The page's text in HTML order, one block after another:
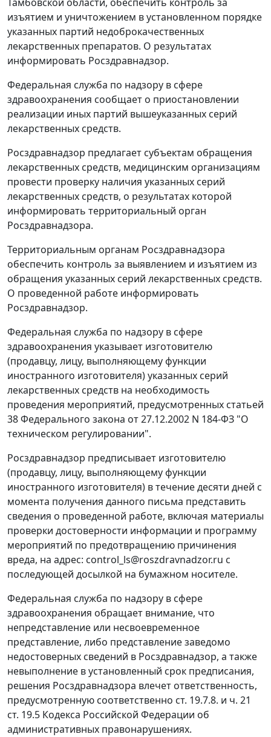
изъятием и уничтожением в установленном порядке
указанных партий недоброкачественных
лекарственных препаратов. О результатах
информировать Росздравнадзор.
Федеральная служба по надзору в сфере
здравоохранения сообщает о приостановлении
реализации иных партий вышеуказанных серий
лекарственных средств.
Росздравнадзор предлагает субъектам обращения
лекарственных средств, медицинским организациям
провести проверку наличия указанных серий
лекарственных средств, о результатах которой
информировать территориальный орган
Росздравнадзора.
Территориальным органам Росздравнадзора
обеспечить контроль за выявлением и изъятием из
обращения указанных серий лекарственных средств.
О проведенной работе информировать
Росздравнадзор.
Федеральная служба по надзору в сфере
здравоохранения указывает изготовителю
(продавцу, лицу, выполняющему функции
иностранного изготовителя) указанных серий
лекарственных средств на необходимость
проведения мероприятий, предусмотренных статьей
38 Федерального закона от 27.12.2002 N 184-ФЗ "О
техническом регулировании".
Росздравнадзор предписывает изготовителю
(продавцу, лицу, выполняющему функции
иностранного изготовителя) в течение десяти дней с
момента получения данного письма представить
сведения о проведенной работе, включая материалы
проверки достоверности информации и программу
мероприятий по предотвращению причинения
вреда, на адрес: control_ls@roszdravnadzor.ru с
последующей досылкой на бумажном носителе.
Федеральная служба по надзору в сфере
здравоохранения обращает внимание, что
непредставление или несвоевременное
представление, либо представление заведомо
недостоверных сведений в Росздравнадзор, а также
невыполнение в установленный срок предписания,
решения Росздравнадзора влечет ответственность,
предусмотренную соответственно ст. 19.7.8. и ч. 21
ст. 19.5 Кодекса Российской Федерации об
административных правонарушениях.